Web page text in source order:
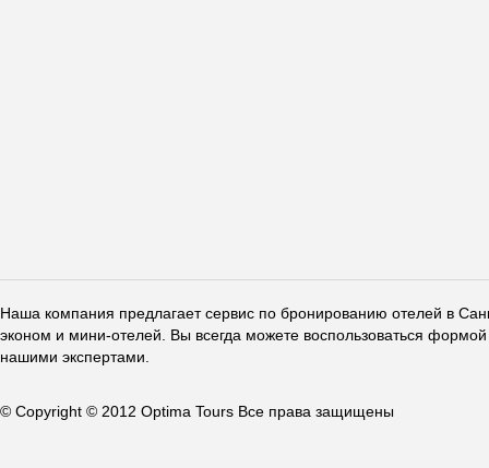
Наша компания предлагает сервис по бронированию отелей в
эконом и мини-отелей. Вы всегда можете воспользоваться
нашими экспертами.
© Copyright © 2012 Optima Tours Все права защищены